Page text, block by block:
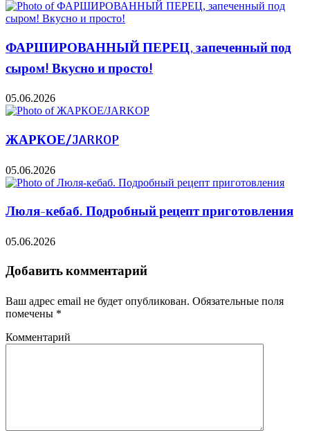
ФАРШИРОВАННЫЙ ПЕРЕЦ, запеченный под
сыром! Вкусно и просто!
05.06.2026
ЖАРКОЕ/JARKOP
05.06.2026
Люля-кебаб. Подробный рецепт приготовления
05.06.2026
Добавить комментарий
Ваш адрес email не будет опубликован. Обязательные поля
помечены *
Комментарий